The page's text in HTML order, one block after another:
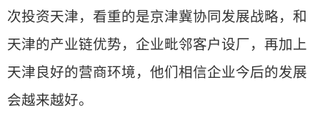
次投资天津，看重的是京津冀协同发展战略，和
天津的产业链优势，企业毗邻客户设厂，再加上
天津良好的营商环境，他们相信企业今后的发展
会越来越好。